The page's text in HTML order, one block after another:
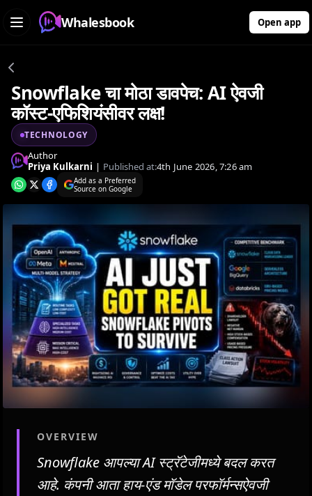
Whalesbook Open app
Snowflake चा मोठा डावपेच: AI ऐवजी
कॉस्ट-एफिशियंसीवर लक्ष!
TECHNOLOGY
Author
Priya Kulkarni | Published at:4th June 2026, 7:26 am
Add as a Preferred
Source on Google
OVERVIEW
Snowflake आपल्या AI स्ट्रॅटेजीमध्ये बदल करत
आहे. कंपनी आता हाय-एंड मॉडेल परफॉर्मन्सऐवजी